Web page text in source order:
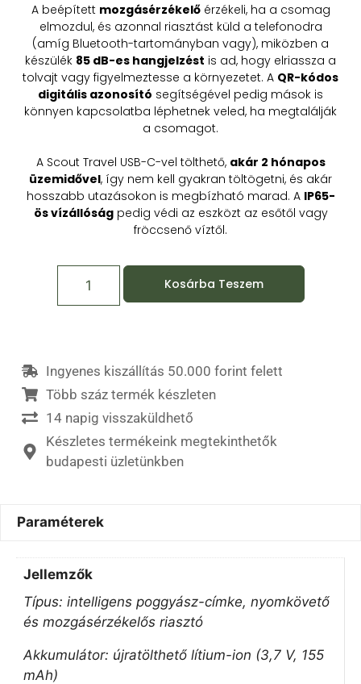
A beépített mozgásérzékelőérzékeli, ha a csomag
elmozdul, és azonnal riasztást küld a telefonodra
(amíg Bluetooth-tartományban vagy), miközben a
készülék 85 dB-es hangjelzést is ad, hogy elriassza a
tolvajt vagy figyelmeztesse a környezetet. A QR-kódos
digitális azonosító segítségével pedig mások is
könnyen kapcsolatba léphetnek veled, ha megtalálják
a csomagot.
A Scout Travel USB-C-vel tölthető, akár 2 hónapos
üzemidővel, így nem kell gyakran töltögetni, és akár
hosszabb utazásokon is megbízható marad. A IP65-
ös vízállóságpedig védi az eszközt az esőtől vagy
fröccsenő víztől.
Kosárba Teszem
Ingyenes kiszállítás 50.000 forint felett
Több száz termék készleten
14 napig visszaküldhető
Készletes termékeink megtekinthetők
budapesti üzletünkben
Paraméterek
Jellemzők
Típus: intelligens poggyász-címke, nyomkövető
és mozgásérzékelős riasztó
Akkumulátor: újratölthető lítium-ion (3,7 V, 155
mAh)